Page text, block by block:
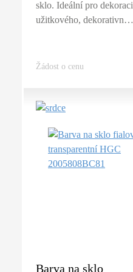
sklo. Ideální pro dekoraci
užitkového, dekorativn…
Žádost o cenu
Barva na sklo